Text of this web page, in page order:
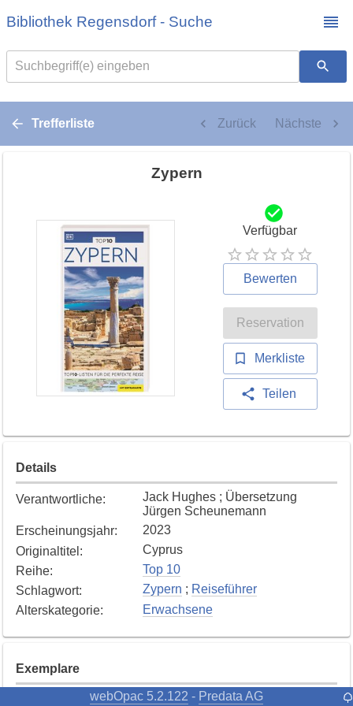
Bibliothek Regensdorf - Suche
Suchbegriff(e) eingeben
Trefferliste Zurück Nächste
Zypern
Verfügbar
Bewerten
Reservation
Merkliste
Teilen
Details
Verantwortliche:
Jack Hughes ; Übersetzung
Jürgen Scheunemann
Erscheinungsjahr:
2023
Originaltitel :
Cyprus
Reihe:
Top 10
Schlagwort: Zypern ; Reiseführer
Alterskategorie: Erwachsene
Exemplare
webOpac 5.2.122 - Predata AG